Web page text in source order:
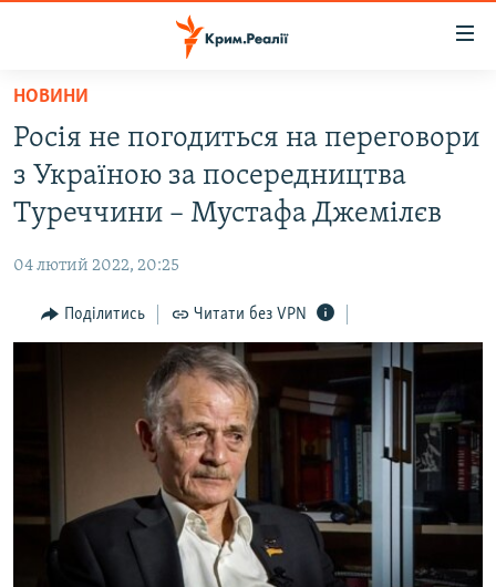
Перейти
основного
матеріалу
Перейти
до
основної
Перейти
до
ВІДЕО ТА ФОТО
БЛОГИ
ПОГЛЯД
СПЕЦПРОЕКТИ
ВІДЕОУРОКИ «ELIFBE»
СВІДЧЕННЯ ОКУПАЦІЇ
ЯК ОБІЙТИ БЛОКУВАННЯ
Русский
Qırımtatar
НОВИНИ
Росія не погодиться на переговори
з Україною за посередництва
Туреччини – Мустафа Джемілєв
04 лютий 2022, 20:25
Поділитись Читати без VPN